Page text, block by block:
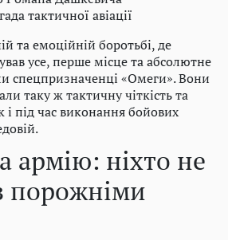
тактичної авіації
та емоційній боротьбі, де
усе, перше місце та абсолютне
спецпризначенці «Омеги». Вони
таку ж тактичну чіткість та
і під час виконання бойових
армію: ніхто не
порожніми